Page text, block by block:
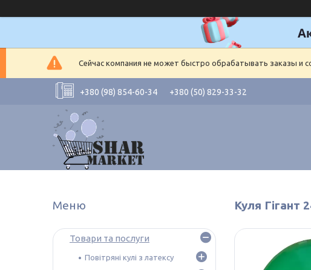
Сейчас компания не может быстро обрабатывать заказы и
+380 (98) 854-60-34 +380 (50) 829-33-32
Куля Гігант
Товари та послуги
Повітряні кулі з латексу